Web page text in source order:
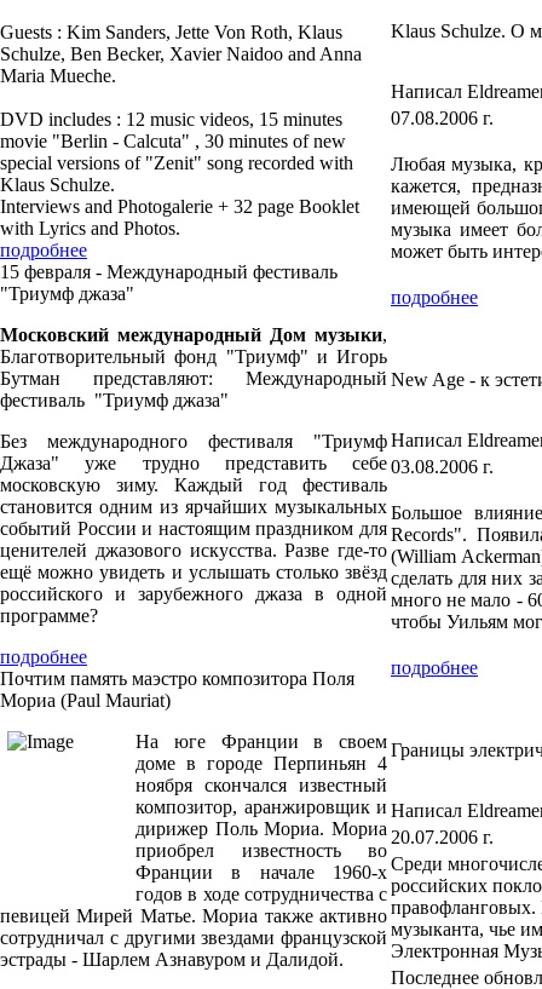
Guests : Kim Sanders, Jette Von Roth, Klaus
Schulze, Ben Becker, Xavier Naidoo and Anna
Maria Mueche.
DVD includes : 12 music videos, 15 minutes
movie "Berlin - Calcuta" , 30 minutes of new
special versions of "Zenit" song recorded with
Klaus Schulze.
Interviews and Photogalerie + 32 page Booklet
with Lyrics and Photos.
подробнее
15 февраля - Международный фестиваль
"Триумф джаза"
Московский международный Дом музыки,
Благотворительный фонд "Триумф" и Игорь
Бутман представляют: Международный
фестиваль "Триумф джаза"
Без международного фестиваля "Триумф
Джаза" уже трудно представить себе
московскую зиму. Каждый год фестиваль
становится одним из ярчайших музыкальных
событий России и настоящим праздником для
ценителей джазового искусства. Разве где-то
ещё можно увидеть и услышать столько звёзд
российского и зарубежного джаза в одной
программе?
подробнее
Почтим память маэстро композитора Поля
Мориа (Paul Mauriat)
На юге Франции в своем
доме в городе Перпиньян 4
ноября скончался известный
композитор, аранжировщик и
дирижер Поль Мориа. Мориа
приобрел известность во
Франции в начале 1960-х
годов в ходе сотрудничества с
певицей Мирей Матье. Мориа также активно
сотрудничал с другими звездами французской
эстрады - Шарлем Азнавуром и Далидой.
Klaus Schulze. О
Написал
07.08.2006 г.
Любая музыка,
кажется,
имеющей
музыка имеет
может быть
подробнее
New Age - к
Написал
03.08.2006 г.
Большое
Records".
(William
сделать для них
много не мало -
чтобы Уильям мог
подробнее
Границы
Написал
20.07.2006 г.
Среди
российских
правофланговых.
музыканта, чье
Электронная
Последнее